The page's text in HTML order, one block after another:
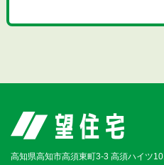
高知県高知市高須東町3-3 高須ハイツ